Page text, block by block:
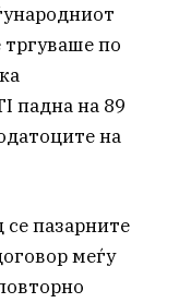
тргуваше по
падна на 89
на
пазарните
меѓу